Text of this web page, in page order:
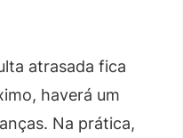
atrasada fica
haverá um
Na prática,